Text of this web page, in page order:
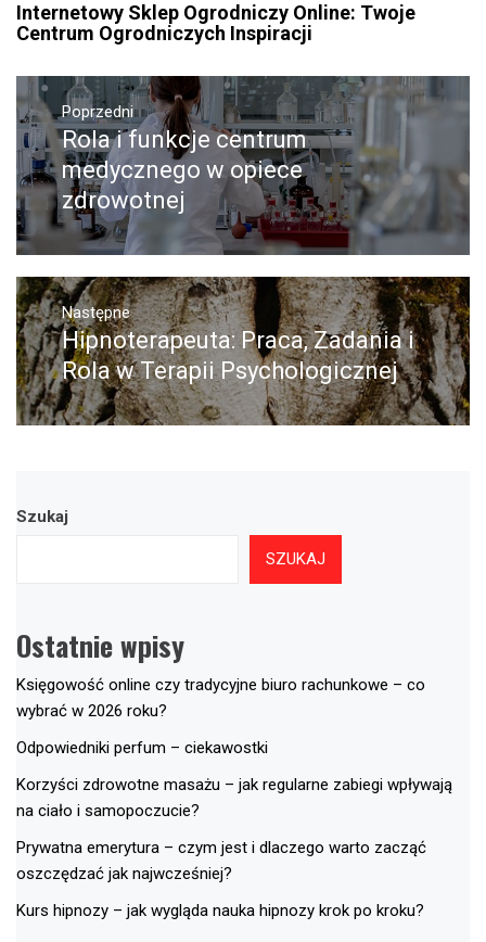
Internetowy Sklep Ogrodniczy Online: Twoje
Centrum Ogrodniczych Inspiracji
Nawigacja
wpisuPoprzedni
Poprzedni
wpis:
Rola i funkcje centrum
medycznego w opiece
zdrowotnej
Następne
Następny
post:
Hipnoterapeuta: Praca, Zadania i
Rola w Terapii Psychologicznej
Szukaj
SZUKAJ
Ostatnie wpisy
Księgowość online czy tradycyjne biuro rachunkowe – co
wybrać w 2026 roku?
Odpowiedniki perfum – ciekawostki
Korzyści zdrowotne masażu – jak regularne zabiegi wpływają
na ciało i samopoczucie?
Prywatna emerytura – czym jest i dlaczego warto zacząć
oszczędzać jak najwcześniej?
Kurs hipnozy – jak wygląda nauka hipnozy krok po kroku?